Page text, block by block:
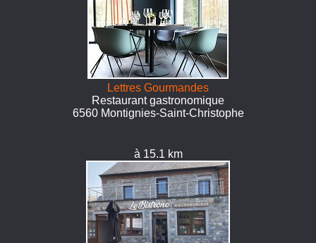
Lettres Gourmandes
Restaurant gastronomique
6560 Montignies-Saint-Christophe
à 15.1 km